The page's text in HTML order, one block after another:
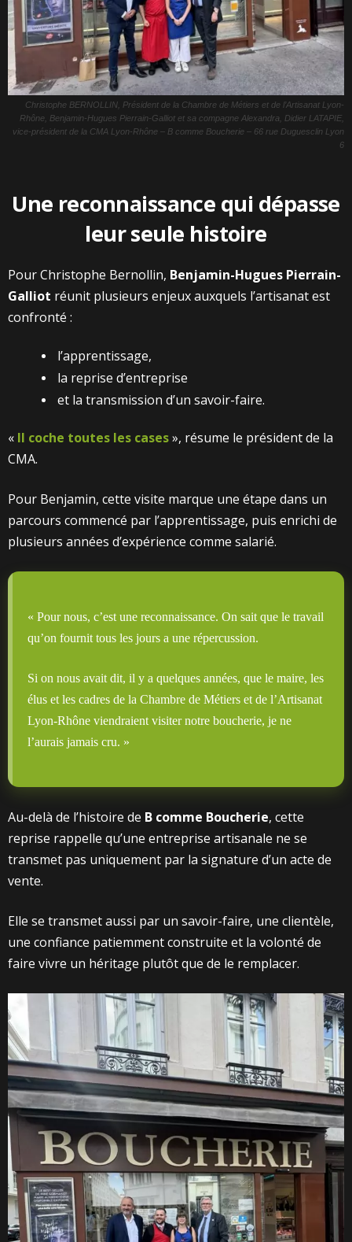
Christophe BERNOLLIN, Président de la Chambre de Métiers et de l’Artisanat Lyon-
Rhône, Benjamin-Hugues Pierrain-Galliot et sa compagne Alexandra, Didier LATAPIE,
vice-président de la CMA Lyon-Rhône – B comme Boucherie – 66 rue Duguesclin Lyon
6
Une reconnaissance qui dépasse
leur seule histoire
Pour Christophe Bernollin, Benjamin-Hugues Pierrain-
Galliot réunit plusieurs enjeux auxquels l’artisanat est
confronté :
l’apprentissage,
la reprise d’entreprise
et la transmission d’un savoir-faire.
« Il coche toutes les cases», résume le président de la
CMA.
Pour Benjamin, cette visite marque une étape dans un
parcours commencé par l’apprentissage, puis enrichi de
plusieurs années d’expérience comme salarié.
« Pour nous, c’est une reconnaissance. On sait que le travail
qu’on fournit tous les jours a une répercussion.
Si on nous avait dit, il y a quelques années, que le maire, les
élus et les cadres de la Chambre de Métiers et de l’Artisanat
Lyon-Rhône viendraient visiter notre boucherie, je ne
l’aurais jamais cru. »
Au-delà de l’histoire de B comme Boucherie, cette
reprise rappelle qu’une entreprise artisanale ne se
transmet pas uniquement par la signature d’un acte de
vente.
Elle se transmet aussi par un savoir-faire, une clientèle,
une confiance patiemment construite et la volonté de
faire vivre un héritage plutôt que de le remplacer.